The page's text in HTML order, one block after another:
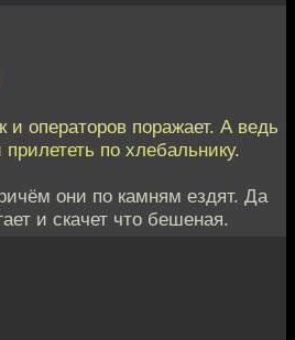
и операторов поражает. А ведь
по хлебальнику.
они по камням ездят. Да
и скачет что бешеная.